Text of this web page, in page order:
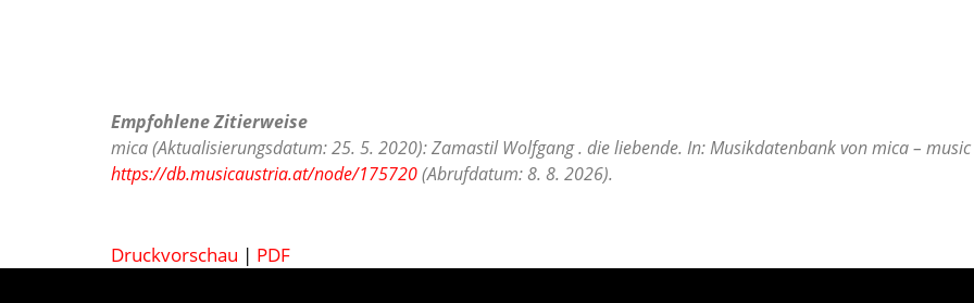
Empfohlene Zitierweise
mica (Aktualisierungsdatum: 25. 5. 2020): Zamastil Wolfgang . die liebende. In: Musikdatenbank von mica –
https://db.musicaustria.at/node/175720(Abrufdatum: 8. 8. 2026).
Druckvorschau | PDF